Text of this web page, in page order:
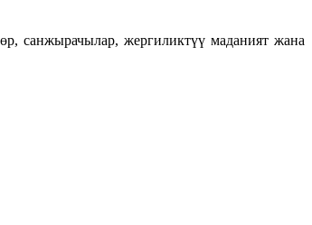
санжырачылар, жергиликтүү маданият жана